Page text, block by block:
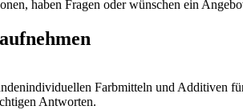
haben Fragen oder wünschen ein
aufnehmen
Farbmitteln und Additiven
Antworten.